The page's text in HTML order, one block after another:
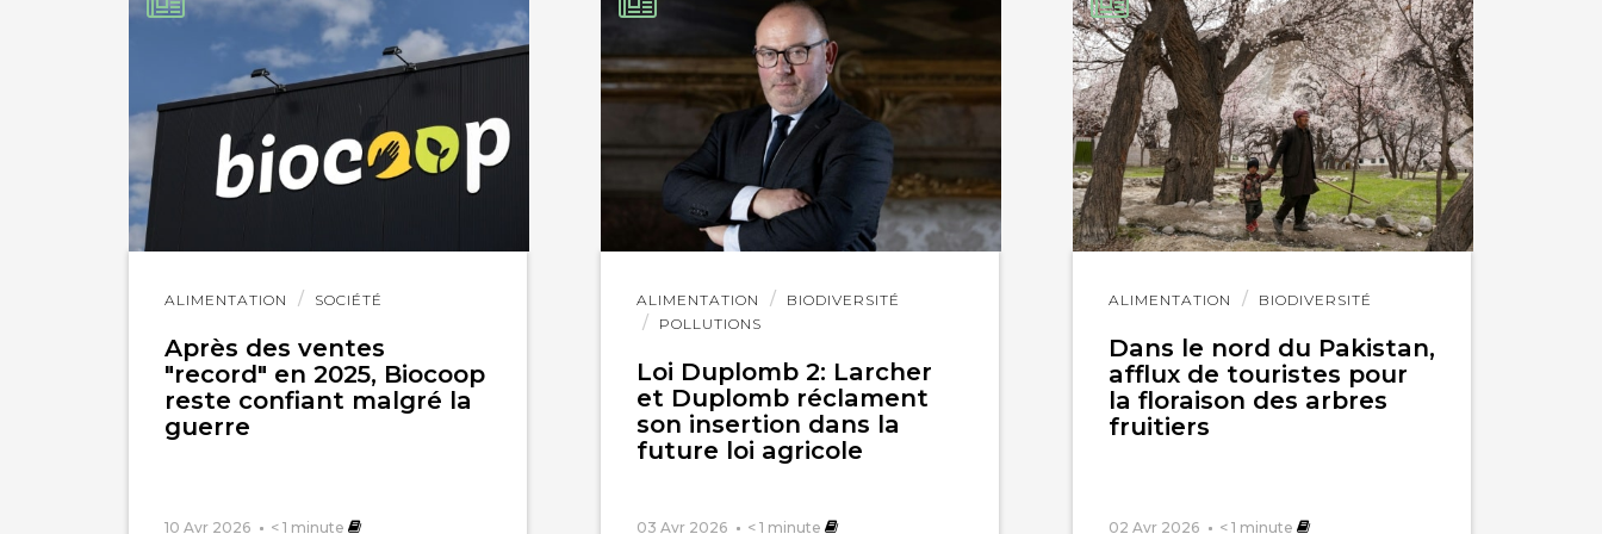
en 4 an un paysan vivant à proximité d’une usine doit passer d’extraire l’eau de son
puits de 4m à 35mètres tellement ils pompent les nappes!!!!
ALIMENTATION SOCIÉTÉ
Après des ventes
"record" en 2025, Biocoop
reste confiant malgré la
guerre
10 Avr 2026 < 1 minute
Lire
ALIMENTATION
BIODIVERSITÉ
POLLUTIONS
Loi Duplomb 2: Larcher
et Duplomb réclament
son insertion dans la
future loi agricole
03 Avr 2026 < 1 minute
Lire
l'article
ALIMENTATION BIODIVERSITÉ
Dans le nord du Pakistan,
afflux de touristes pour
la floraison des arbres
fruitiers
02 Avr 2026 < 1 minute
Lire